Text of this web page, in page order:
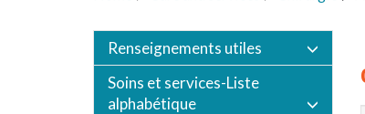
Renseignements utiles
Soins et services-Liste
alphabétique